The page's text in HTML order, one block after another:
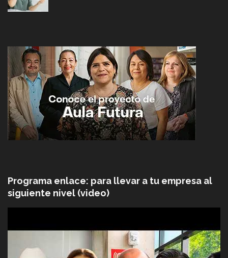
Programa enlace: para llevar a tu empresa al
siguiente nivel (video)